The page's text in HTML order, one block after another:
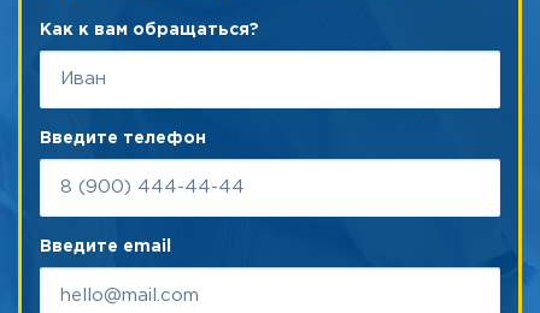
Как к вам обращаться?
Введите телефон
Введите email